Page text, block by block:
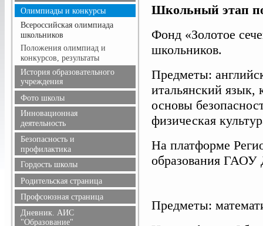
Олимпиады и конкурсы
Всероссийская олимпиада
школьников
Положения олимпиад и
конкурсов, результаты
История образовательного
учреждения
Фото школы
Инновационная
деятельность
Безопасность и
профилактика
Безопасность дорожного
движения
Информационная
безопасность
Здоровье
Профилактика терроризма
Гордость школы
Учителя
Ученики
Выпускники
Учителя, имеющие
Родительская страница
Профсоюзная страница
Дневник. АИС
"Образование"
Школьный этап
Фонд «Золотое
школьников.
Предметы:
итальянский язык,
основы
физическая
На платформе
образования ГАОУ
Предметы: